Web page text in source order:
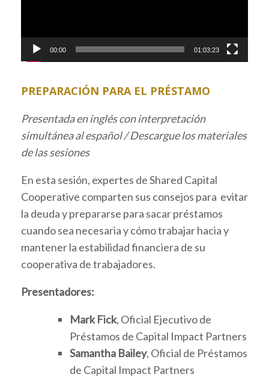
00:00 01:03:23
PREPARACIÓN PARA EL PRÉSTAMO
Presentada en inglés con interpretación
simultánea al español / Descargue los materiales
de las sesiones
En esta sesión, expertes de Shared Capital
Cooperative comparten sus consejos para evitar
la deuda y prepararse para sacar préstamos
cuando sea necesaria y cómo trabajar hacia y
mantener la estabilidad financiera de su
cooperativa de trabajadores.
Presentadores:
Mark Fick, Oficial Ejecutivo de
Préstamos de Capital Impact Partners
Samantha Bailey, Oficial de Préstamos
de Capital Impact Partners